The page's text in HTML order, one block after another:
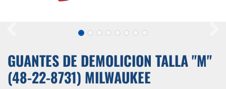
GUANTES DE DEMOLICION TALLA "M"
(48-22-8731) MILWAUKEE